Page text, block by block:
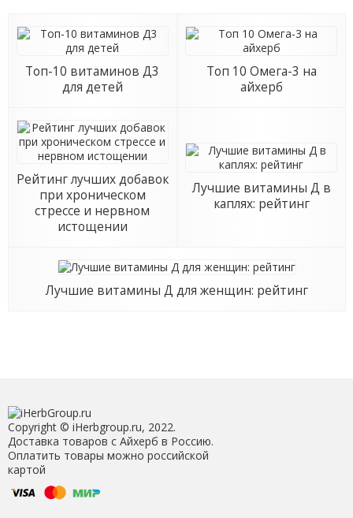
Топ-10 витаминов Д3
для детей
Топ 10 Омега-3 на
айхерб
Рейтинг лучших добавок
при хроническом
стрессе и нервном
истощении
Лучшие витамины Д в
каплях: рейтинг
Лучшие витамины Д для женщин: рейтинг
Copyright © iHerbgroup.ru, 2022.
Доставка товаров с Айхерб в Россию.
Оплатить товары можно российской
картой